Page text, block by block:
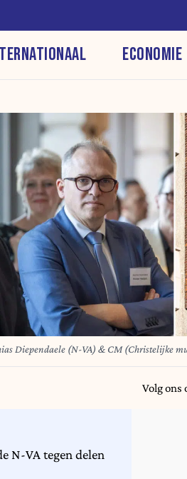
ECONOMIE
Diependaele (N-VA) & CM (Christelijke
Volg ons
N-VA tegen delen